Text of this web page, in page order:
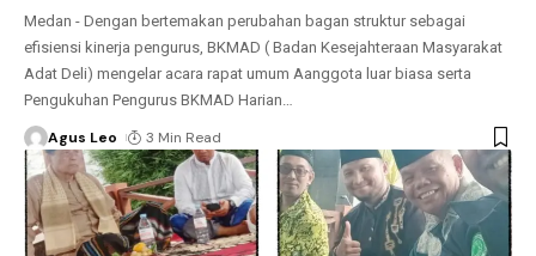
Medan - Dengan bertemakan perubahan bagan struktur sebagai
efisiensi kinerja pengurus, BKMAD ( Badan Kesejahteraan Masyarakat
Adat Deli) mengelar acara rapat umum Aanggota luar biasa serta
Pengukuhan Pengurus BKMAD Harian
Agus Leo 3 Min Read